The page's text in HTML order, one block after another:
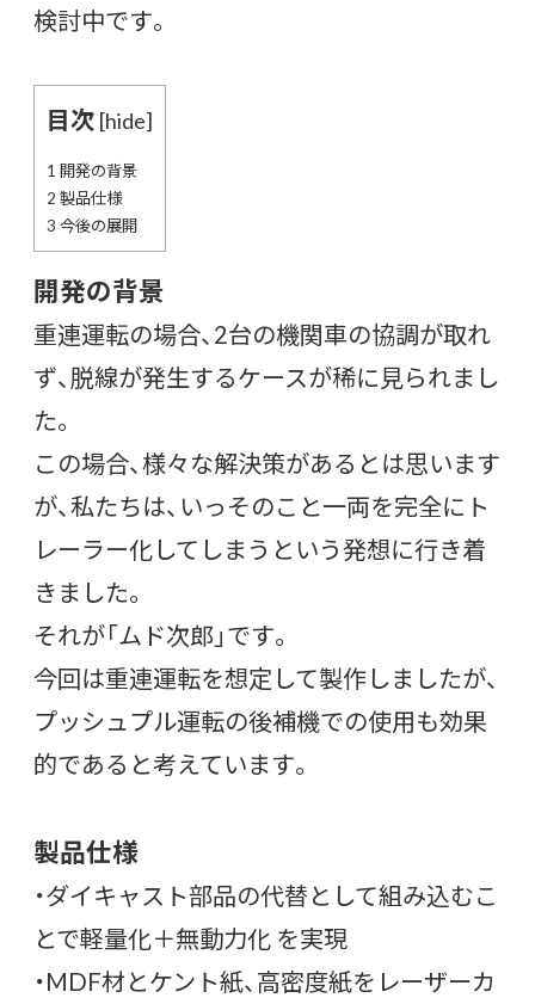
検討中です。
目次[hide]
1 開発の背景
2 製品仕様
3 今後の展開
開発の背景
重連運転の場合、2台の機関車の協調が取れ
ず、脱線が発生するケースが稀に見られまし
た。
この場合、様々な解決策があるとは思います
が、私たちは、いっそのこと一両を完全にト
レーラー化してしまうという発想に行き着
きました。
それが「ムド次郎」です。
今回は重連運転を想定して製作しましたが、
プッシュプル運転の後補機での使用も効果
的であると考えています。
製品仕様
・ダイキャスト部品の代替として組み込むこ
とで軽量化＋無動力化 を実現
・MDF材とケント紙、高密度紙をレーザーカ